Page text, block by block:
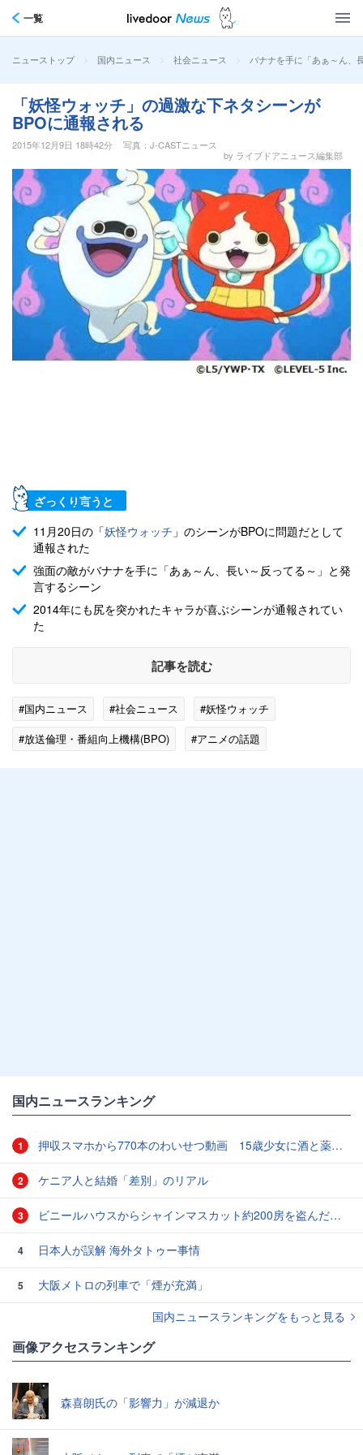
一覧
ニューストップ > 国内ニュース > 社会ニュース > バナナを手に「あぁ～ん、
「妖怪ウォッチ」の過激な下ネタシーンが
BPOに通報される
2015年12月9日 18時42分
写真：J-CASTニュース
by ライブドアニュース編集部
ざっくり言うと
11月20日の「妖怪ウォッチ 」のシーンがBPOに問題だとして
通報された
強面の敵がバナナを手に「あぁ～ん、長い～反ってる～」と発
言するシーン
2014年にも尻を突かれたキャラが喜ぶシーンが通報されてい
た
記事を読む
#国内ニュース #社会ニュース
#妖怪ウォッチ
#放送倫理・番組向上機構(BPO)
#アニメの話題
国内ニュースランキング
1 押収スマホから770本のわいせつ動画 15歳少女に酒と薬飲ませ性的暴行か 54歳男を再逮捕 「薬もありますよ」とSNSで誘い出し
2 ケニア人と結婚「差別」のリアル
3 ビニールハウスからシャインマスカット約200房を盗んだ疑い ネットで販売か 無職の男（42）逮捕 岡山県警
4 日本人が誤解 海外タトゥー事情
5
大阪メトロの列車で「煙が充満」
国内ニュースランキングをもっと見る
画像アクセスランキング
森喜朗氏の「影響力」が減退か